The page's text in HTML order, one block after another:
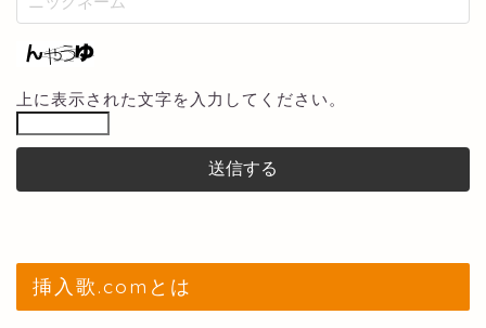
上に表示された文字を入力してください。
挿入歌.comとは